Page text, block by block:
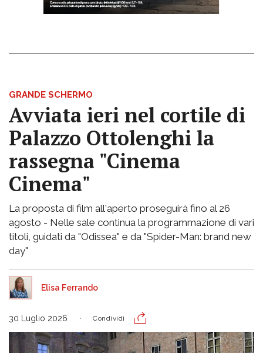
GRANDE SCHERMO
Avviata ieri nel cortile di
Palazzo Ottolenghi la
rassegna "Cinema
Cinema"
La proposta di film all'aperto proseguirà fino al 26
agosto - Nelle sale continua la programmazione di vari
titoli, guidati da "Odissea" e da "Spider-Man: brand new
day"
Elisa Ferrando
30 Luglio 2026 Condividi